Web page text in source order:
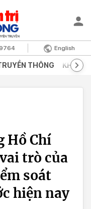
English
THÔNG KHOA
Hồ Chí
trò của
soát
hiện nay